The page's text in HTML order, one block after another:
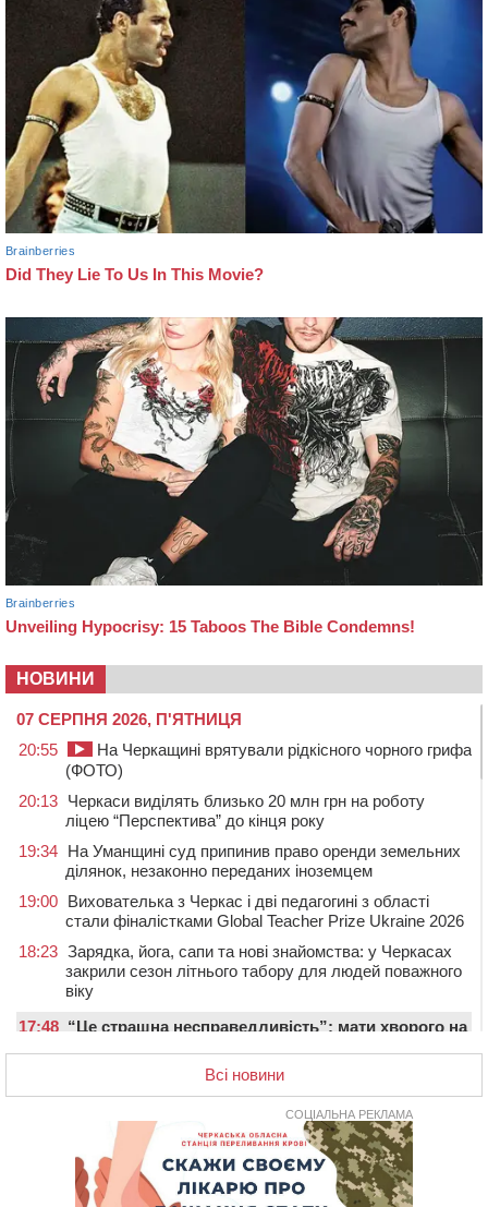
НОВИНИ
07 СЕРПНЯ 2026, П'ЯТНИЦЯ
20:55
На Черкащині врятували рідкісного чорного грифа
(ФОТО)
20:13 Черкаси виділять близько 20 млн грн на роботу
ліцею “Перспектива” до кінця року
19:34 На Уманщині суд припинив право оренди земельних
ділянок, незаконно переданих іноземцем
19:00 Вихователька з Черкас і дві педагогині з області
стали фіналістками Global Teacher Prize Ukraine 2026
18:23 Зарядка, йога, сапи та нові знайомства: у Черкасах
закрили сезон літнього табору для людей поважного
віку
17:48 “Це страшна несправедливість”: мати хворого на
ОВА виділити кошти на дороговартісні ліки
17:15 На Уманщині судитимуть колишню очільницю відділу
освіти через закупівлю електрики за завищеною
У Черкасах провели в останню путь двох
загиблих воїнів
Всі новини
СОЦІАЛЬНА РЕКЛАМА